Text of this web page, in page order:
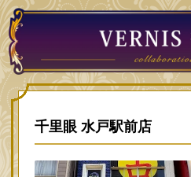
千里眼 水戸駅前店